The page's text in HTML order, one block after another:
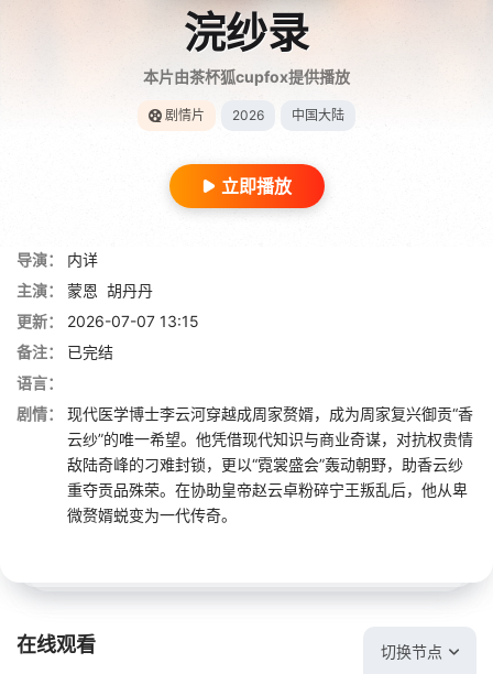
浣纱录
本片由茶杯狐cupfox提供播放
剧情片 2026 中国大陆
立即播放
导演：
内详
主演：
蒙恩 胡丹丹
更新：
2026-07-07 13:15
备注：
已完结
语言：
剧情：
现代医学博士李云河穿越成周家赘婿，成为周家复兴御贡“香
云纱”的唯一希望。他凭借现代知识与商业奇谋，对抗权贵情
敌陆奇峰的刁难封锁，更以“霓裳盛会”轰动朝野，助香云纱
重夺贡品殊荣。在协助皇帝赵云卓粉碎宁王叛乱后，他从卑
微赘婿蜕变为一代传奇。
在线观看 切换节点